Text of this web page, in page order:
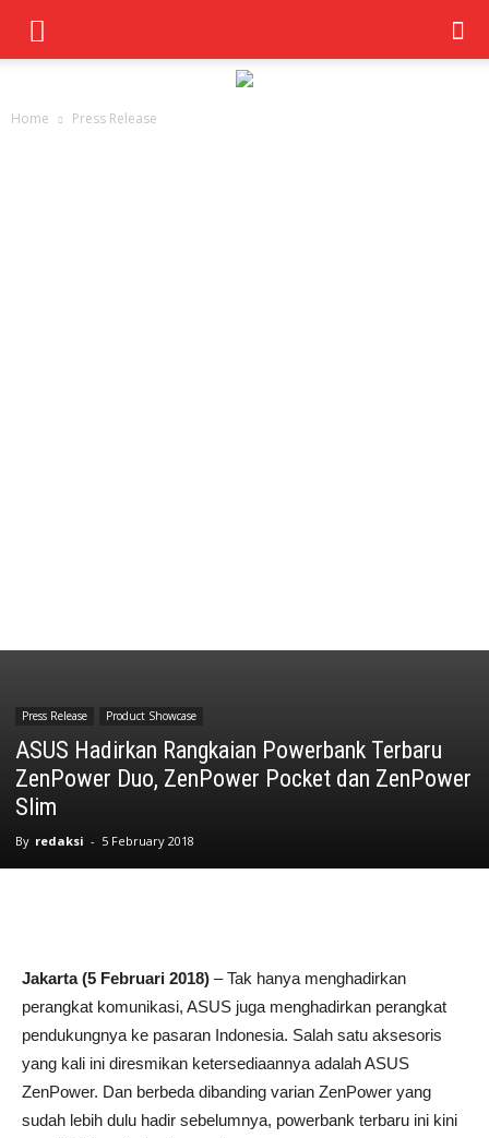
Home Press Release
Press Release Product Showcase
ASUS Hadirkan Rangkaian Powerbank Terbaru
ZenPower Duo, ZenPower Pocket dan ZenPower
Slim
By redaksi - 5 February 2018
Jakarta (5 Februari 2018) – Tak hanya menghadirkan
perangkat komunikasi, ASUS juga menghadirkan perangkat
pendukungnya ke pasaran Indonesia. Salah satu aksesoris
yang kali ini diresmikan ketersediaannya adalah ASUS
ZenPower. Dan berbeda dibanding varian ZenPower yang
sudah lebih dulu hadir sebelumnya, powerbank terbaru ini kini